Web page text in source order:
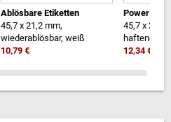
Ablösbare Etiketten
45,7 x 21,2 mm,
wiederablösbar, weiß
10,79 €
Power
45,7 x 21,2
haftend,
12,34 €